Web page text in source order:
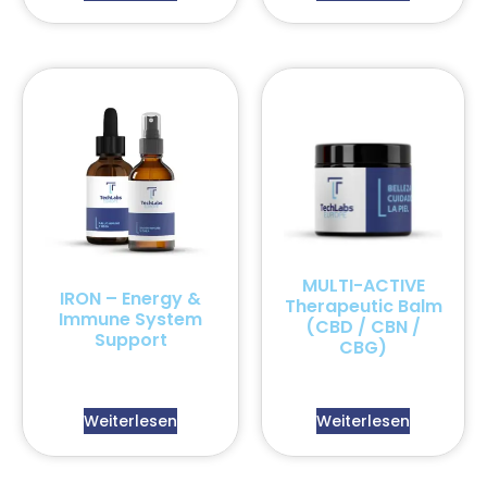
IRON – Energy &
Immune System
Support
Weiterlesen
MULTI-ACTIVE
Therapeutic Balm
(CBD / CBN /
CBG)
Weiterlesen